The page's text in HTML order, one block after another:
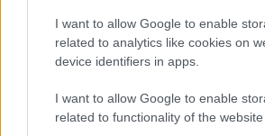
I want to allow Google to enable
related to analytics like cookies on
device identifiers in apps.
I want to allow Google to enable
related to functionality of the website